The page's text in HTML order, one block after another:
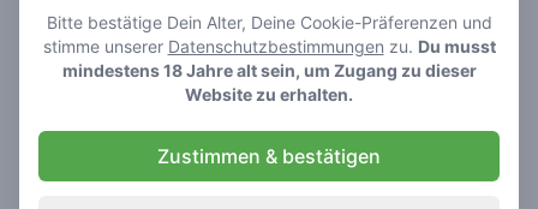
🥦
mell.mellie
5
17-10-2019
Bitte bestätige Dein Alter, Deine Cookie-Präferenzen und
stimme unserer Datenschutzbestimmungen zu. Du musst
mindestens 18 Jahre alt sein, um Zugang zu dieser
Website zu erhalten.
Zustimmen & bestätigen